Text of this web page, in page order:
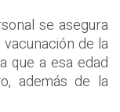
se asegura
de la
que a esa edad
además de la